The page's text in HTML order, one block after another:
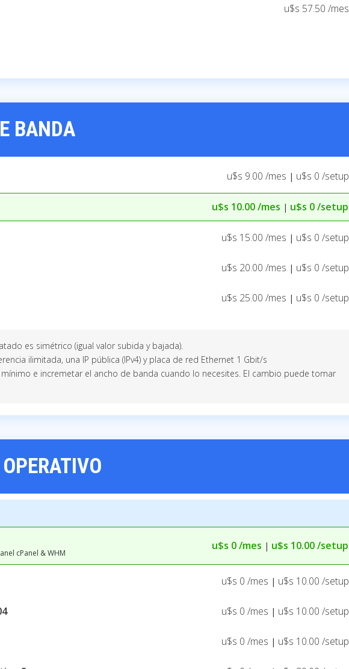
u$s 57.50 /mes
BANDA
u$s 9.00 /mes | u$s 0 /setup
u$s 10.00 /mes | u$s 0 /setup
u$s 15.00 /mes | u$s 0 /setup
u$s 20.00 /mes | u$s 0 /setup
u$s 25.00 /mes | u$s 0 /setup
es simétrico (igual valor subida y bajada).
ilimitada, una IP pública (IPv4) y placa de red Ethernet 1 Gbit/s
e incremetar el ancho de banda cuando lo necesites. El cambio puede tomar
cPanel & WHM
u$s 0 /mes | u$s 10.00 /setup
u$s 0 /mes | u$s 10.00 /setup
u$s 0 /mes | u$s 10.00 /setup
u$s 0 /mes | u$s 10.00 /setup